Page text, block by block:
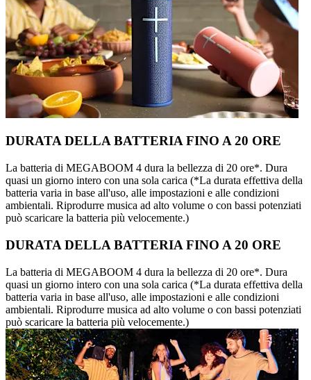
DURATA DELLA BATTERIA FINO A 20 ORE
La batteria di MEGABOOM 4 dura la bellezza di 20 ore*. Dura
quasi un giorno intero con una sola carica (*La durata effettiva della
batteria varia in base all'uso, alle impostazioni e alle condizioni
ambientali. Riprodurre musica ad alto volume o con bassi potenziati
può scaricare la batteria più velocemente.)
DURATA DELLA BATTERIA FINO A 20 ORE
La batteria di MEGABOOM 4 dura la bellezza di 20 ore*. Dura
quasi un giorno intero con una sola carica (*La durata effettiva della
batteria varia in base all'uso, alle impostazioni e alle condizioni
ambientali. Riprodurre musica ad alto volume o con bassi potenziati
può scaricare la batteria più velocemente.)